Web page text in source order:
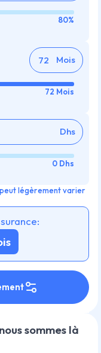
80%
Mois
72 Mois
Dhs
0 Dhs
légèrement varier
sommes là